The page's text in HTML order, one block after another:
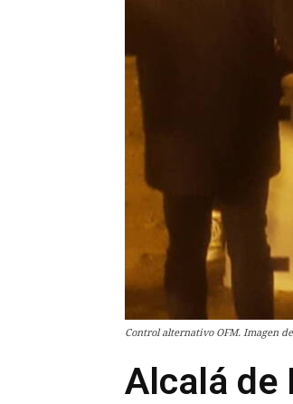
Control alternativo OFM. Imagen
Alcalá de